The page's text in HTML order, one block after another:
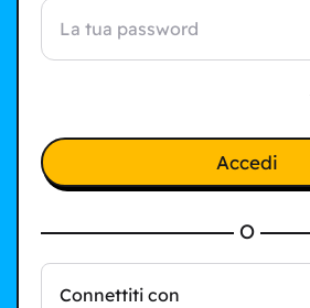
Accedi
O
Connettiti con